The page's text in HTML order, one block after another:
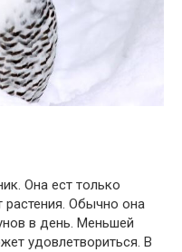
Она ест только
Обычно она
в день. Меньшей
удовлетвориться. В